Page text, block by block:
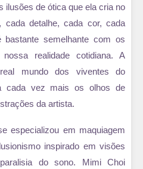
ilusões de ótica que ela cria no
cada detalhe, cada cor, cada
semelhante com os
realidade cotidiana. A
mundo dos viventes do
cada vez mais os olhos de
da artista.
especializou em maquiagem
inspirado em visões
do sono. Mimi Choi